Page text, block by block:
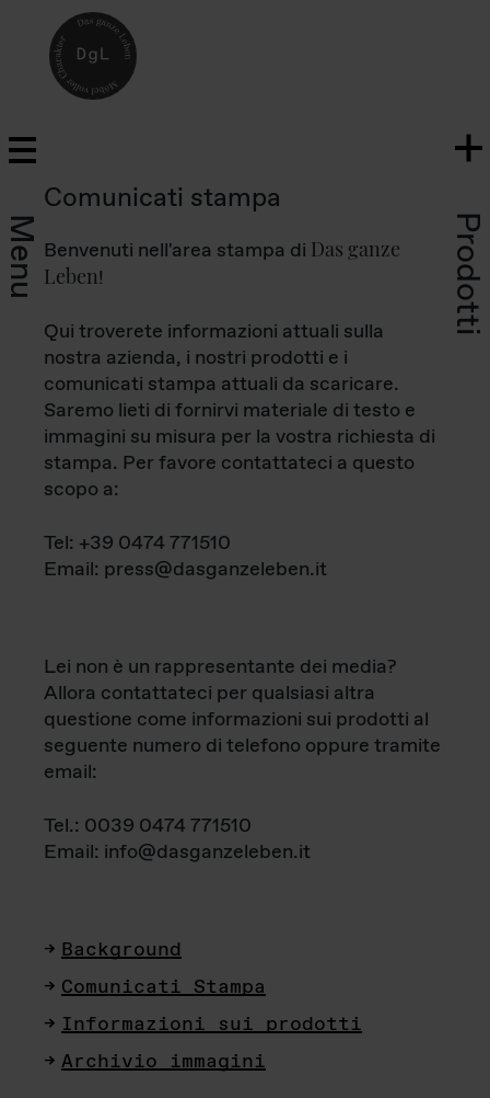
Menu Prodotti
Comunicati stampa
Benvenuti nell'area stampa di Das ganze
Leben!
Qui troverete informazioni attuali sulla
nostra azienda, i nostri prodotti e i
comunicati stampa attuali da scaricare.
Saremo lieti di fornirvi materiale di testo e
immagini su misura per la vostra richiesta di
stampa. Per favore contattateci a questo
scopo a:
Tel: +39 0474 771510
Email: press@dasganzeleben.it
Lei non è un rappresentante dei media?
Allora contattateci per qualsiasi altra
questione come informazioni sui prodotti al
seguente numero di telefono oppure tramite
email:
Tel.: 0039 0474 771510
Email: info@dasganzeleben.it
Background
Comunicati Stampa
Informazioni sui prodotti
Archivio immagini